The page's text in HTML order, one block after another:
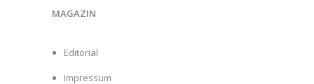
MAGAZIN
Editorial
Impressum